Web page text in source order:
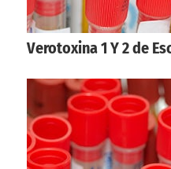
Verotoxina 1 Y 2 de